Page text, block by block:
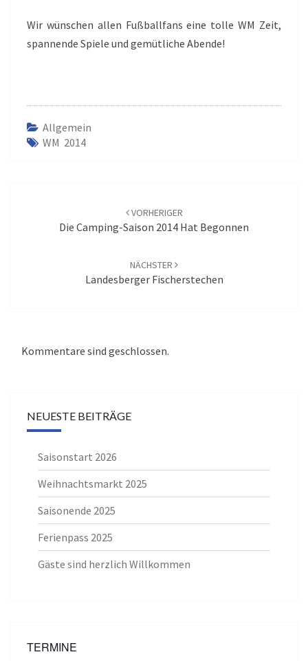
Wir wünschen allen Fußballfans eine tolle WM Zeit,
spannende Spiele und gemütliche Abende!
Allgemein
WM 2014
VORHERIGER
Die Camping-Saison 2014 Hat Begonnen
NÄCHSTER
Landesberger Fischerstechen
Kommentare sind geschlossen.
NEUESTE BEITRÄGE
Saisonstart 2026
Weihnachtsmarkt 2025
Saisonende 2025
Ferienpass 2025
Gäste sind herzlich Willkommen
TERMINE